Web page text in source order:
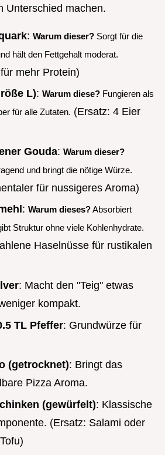
Unterschied machen.
: Warum dieser? Sorgt für die
hält den Fettgehalt moderat.
mehr Protein)
L): Warum diese? Fungieren als
für alle Zutaten. (Ersatz: 4 Eier
Gouda: Warum dieser?
und bringt die nötige Würze.
für nussigeres Aroma)
: Warum dieses?Absorbiert
Struktur ohne viele Kohlenhydrate.
Haselnüsse für rustikalen
: Macht den "Teig" etwas
kompakt.
TL Pfeffer: Grundwürze für
(getrocknet): Bringt das
Pizza Aroma.
(gewürfelt): Klassische
(Ersatz: Salami oder